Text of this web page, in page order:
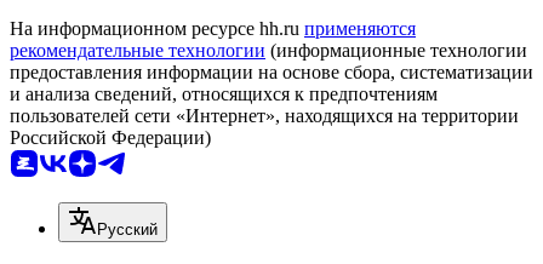
На информационном ресурсе hh.ru применяются
рекомендательные технологии (информационные технологии
предоставления информации на основе сбора, систематизации
и анализа сведений, относящихся к предпочтениям
пользователей сети «Интернет», находящихся на территории
Российской Федерации)
Русский